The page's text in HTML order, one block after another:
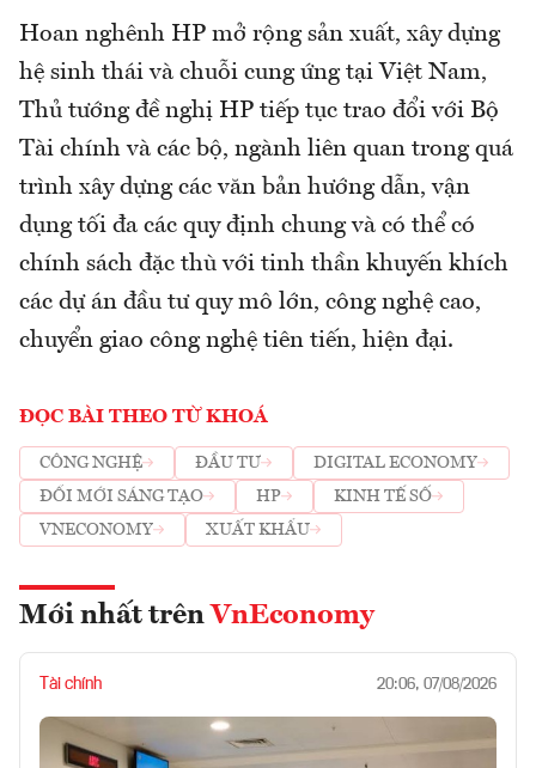
Hoan nghênh HP mở rộng sản xuất, xây dựng
hệ sinh thái và chuỗi cung ứng tại Việt Nam,
Thủ tướng đề nghị HP tiếp tục trao đổi với Bộ
Tài chính và các bộ, ngành liên quan trong quá
trình xây dựng các văn bản hướng dẫn, vận
dụng tối đa các quy định chung và có thể có
chính sách đặc thù với tinh thần khuyến khích
các dự án đầu tư quy mô lớn, công nghệ cao,
chuyển giao công nghệ tiên tiến, hiện đại.
ĐỌC BÀI THEO TỪ KHOÁ
CÔNG NGHỆ ĐẦU TƯ
DIGITAL ECONOMY
ĐỔI MỚI SÁNG TẠO
HP
KINH TẾ SỐ
VNECONOMY
XUẤT KHẨU
Mới nhất trên VnEconomy
Tài chính 20:06, 07/08/2026